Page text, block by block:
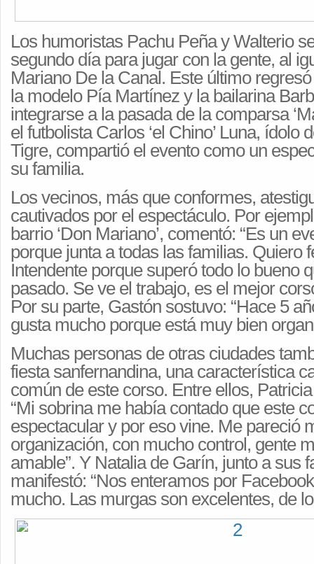
Los humoristas Pachu Peña y Walterio
segundo día para jugar con la gente, al
Mariano De la Canal. Este último
la modelo Pía Martínez y la bailarina
integrarse a la pasada de la comparsa
el futbolista Carlos ‘el Chino’ Luna, ídolo
Tigre, compartió el evento como un
su familia.
Los vecinos, más que conformes,
cautivados por el espectáculo. Por
barrio ‘Don Mariano’, comentó: “Es un
porque junta a todas las familias. Quiero
Intendente porque superó todo lo bueno
pasado. Se ve el trabajo, es el mejor
Por su parte, Gastón sostuvo: “Hace 5
gusta mucho porque está muy bien
Muchas personas de otras ciudades
fiesta sanfernandina, una característica
común de este corso. Entre ellos,
“Mi sobrina me había contado que este
espectacular y por eso vine. Me pareció
organización, con mucho control, gente
amable”. Y Natalia de Garín, junto a sus
manifestó: “Nos enteramos por
mucho. Las murgas son excelentes, de